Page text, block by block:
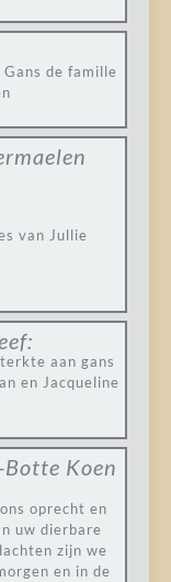
de famille
van Jullie
aan gans
en Jacqueline
Koen
oprecht en
uw dierbare
zijn we
en in de